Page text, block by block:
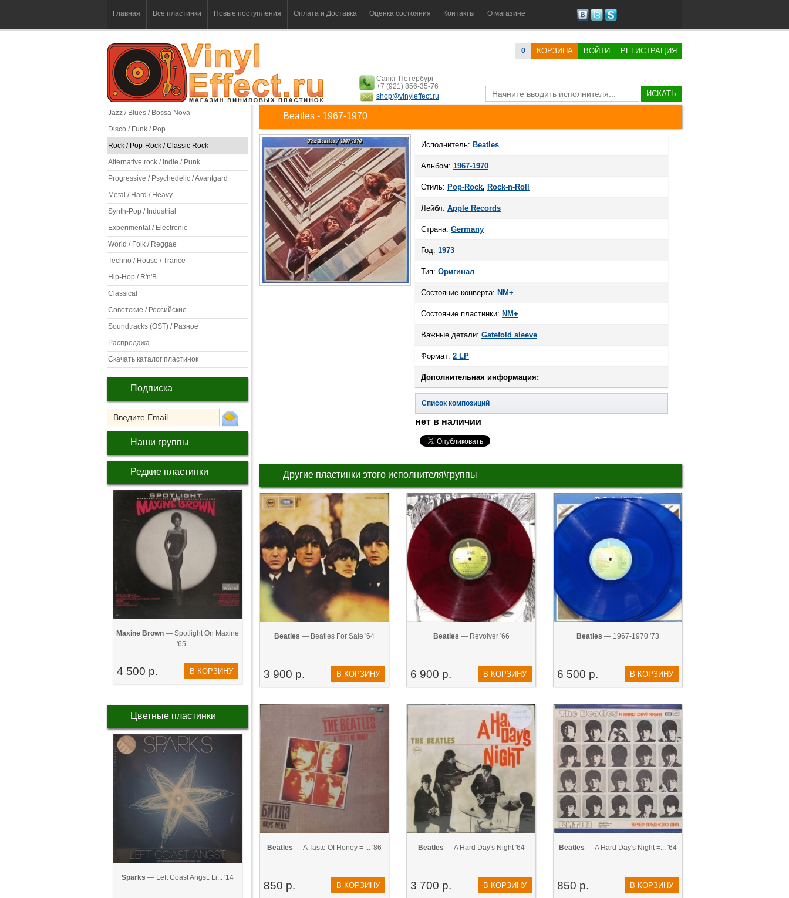
Главная Все пластинки Новые поступления Оплата и Доставка Оценка состояния Контакты О магазине
0 КОРЗИНА ВОЙТИ РЕГИСТРАЦИЯ
Санкт-Петербург
+7 (921) 856-35-76
shop@vinyleffect.ru
ИСКАТЬ
Jazz / Blues / Bossa Nova
Disco / Funk / Pop
Rock / Pop-Rock / Classic Rock
Alternative rock / Indie / Punk
Progressive / Psychedelic / Avantgard
Metal / Hard / Heavy
Synth-Pop / Industrial
Experimental / Electronic
World / Folk / Reggae
Techno / House / Trance
Hip-Hop / R'n'B
Classical
Советские / Российские
Soundtracks (OST) / Разное
Распродажа
Скачать каталог пластинок
Подписка
Наши группы
Редкие пластинки
Maxine Brown — Spotlight On Maxine
... '65
4 500 р. В КОРЗИНУ
Цветные пластинки
Sparks — Left Coast Angst: Li... '14
Beatles - 1967-1970
Исполнитель: Beatles
Альбом: 1967-1970
Стиль: Pop-Rock, Rock-n-Roll
Лейбл: Apple Records
Страна: Germany
Год: 1973
Тип: Оригинал
Состояние конверта: NM+
Состояние пластинки: NM+
Важные детали: Gatefold sleeve
Формат: 2 LP
Дополнительная информация:
Список композиций
нет в наличии
Другие пластинки этого исполнителя\группы
Beatles — Beatles For Sale '64
3 900 р. В КОРЗИНУ
Beatles — Revolver '66
6 900 р. В КОРЗИНУ
Beatles — 1967-1970 '73
6 500 р. В КОРЗИНУ
Beatles — A Taste Of Honey = ... '86
850 р. В КОРЗИНУ
Beatles — A Hard Day's Night '64
3 700 р. В КОРЗИНУ
Beatles — A Hard Day's Night =... '64
850 р. В КОРЗИНУ